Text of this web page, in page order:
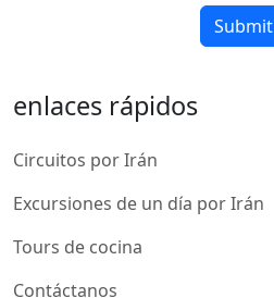
Submit
enlaces rápidos
Circuitos por Irán
Excursiones de un día por Irán
Tours de cocina
Contáctanos